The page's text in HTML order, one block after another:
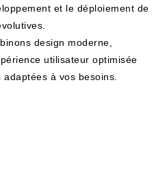
et le déploiement de
design moderne,
utilisateur optimisée
à vos besoins.